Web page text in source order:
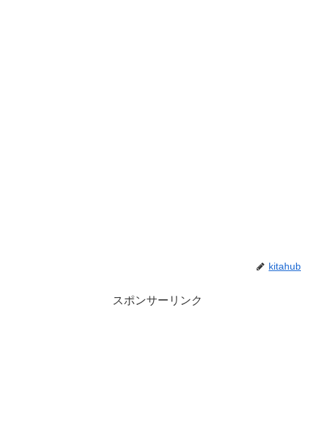
kitahub
スポンサーリンク